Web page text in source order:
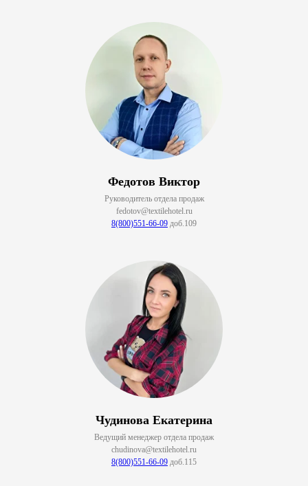
Федотов Виктор
Руководитель отдела продаж
fedotov@textilehotel.ru
8(800)551-66-09 доб.109
Чудинова Екатерина
Ведущий менеджер отдела продаж
chudinova@textilehotel.ru
8(800)551-66-09 доб.115